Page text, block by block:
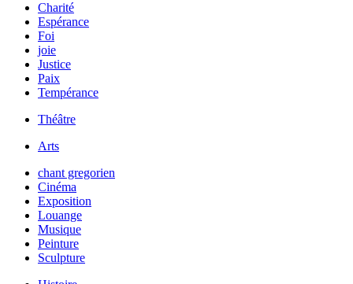
Charité
Espérance
Foi
joie
Justice
Paix
Tempérance
Théâtre
Arts
chant gregorien
Cinéma
Exposition
Louange
Musique
Peinture
Sculpture